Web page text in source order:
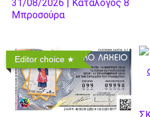
31/08/2026 | Κατάλογος 8
Μπροσούρα
Editor choice